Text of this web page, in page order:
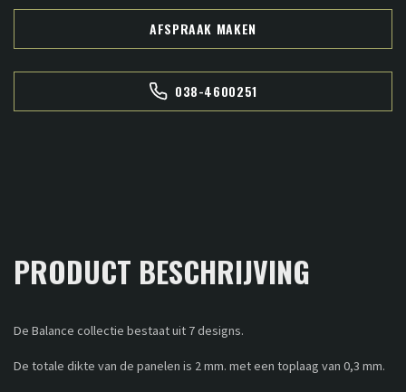
AFSPRAAK MAKEN
038-4600251
PRODUCT BESCHRIJVING
De Balance collectie bestaat uit 7 designs.
De totale dikte van de panelen is 2 mm. met een toplaag van 0,3 mm.